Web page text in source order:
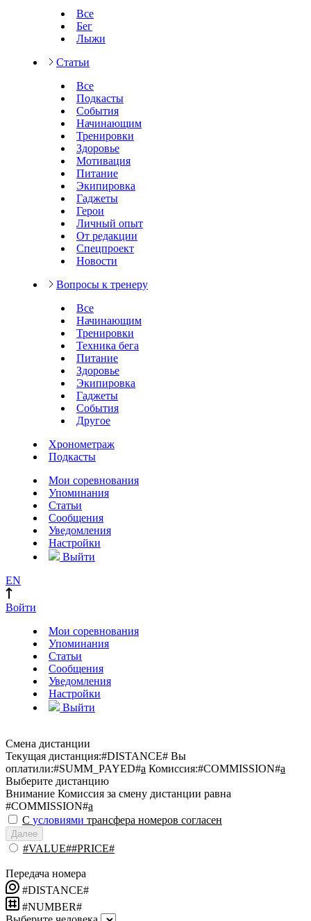
Все
Бег
Лыжи
Статьи
Все
Подкасты
События
Начинающим
Тренировки
Здоровье
Мотивация
Питание
Экипировка
Гаджеты
Герои
Личный опыт
От редакции
Спецпроект
Новости
Вопросы к тренеру
Все
Начинающим
Тренировки
Техника бега
Питание
Здоровье
Экипировка
Гаджеты
События
Другое
Хронометраж
Подкасты
Мои соревнования
Упоминания
Статьи
Сообщения
Уведомления
Настройки
Выйти
EN
Войти
Мои соревнования
Упоминания
Статьи
Сообщения
Уведомления
Настройки
Выйти
Смена дистанции
Текущая дистанция:#DISTANCE# Вы
оплатили:#SUMM_PAYED#a Комиссия:#COMMISSION#a
Выберите дистанцию
Внимание Комиссия за смену дистанции равна
#COMMISSION#a
С условиями трансфера номеров согласен
Далее
#VALUE##PRICE#
Передача номера
#DISTANCE#
#NUMBER#